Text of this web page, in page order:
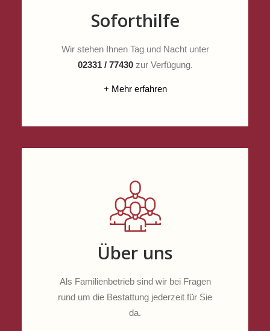
Soforthilfe
Wir stehen Ihnen Tag und Nacht unter
02331 / 77430zur Verfügung.
+ Mehr erfahren
Über uns
Als Familienbetrieb sind wir bei Fragen
rund um die Bestattung jederzeit für Sie
da.